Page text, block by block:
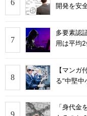
開発を安
多要素認
用は平均
【マンガ
る”中堅中
「身代金